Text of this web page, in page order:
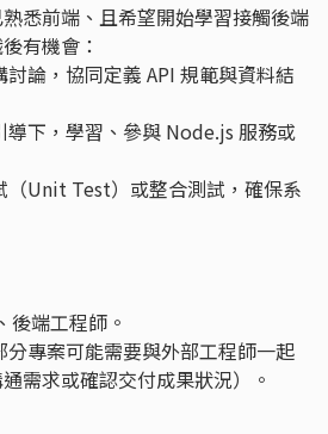
悉前端、且希望開始學習接觸後端
有機會：
論，協同定義 API 規範與資料結
下，學習、參與 Node.js 服務或
Unit Test）或整合測試，確保系
端工程師。
專案可能需要與外部工程師一起
需求或確認交付成果狀況）。